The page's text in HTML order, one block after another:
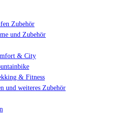
Zubehör
und Zubehör
& City
& Fitness
und weiteres Zubehör